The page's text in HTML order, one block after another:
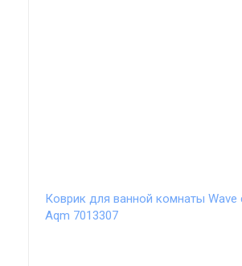
Коврик для ванной комнаты Wave
Aqm 7013307